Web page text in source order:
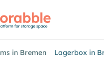
in Bremen Lagerbox in